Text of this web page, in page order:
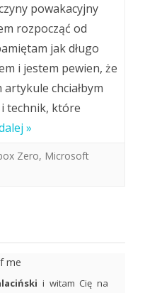
powakacyjny
rozpocząć od
jak długo
i jestem pewien, że
chciałbym
technik, które
»
Zero, Microsoft
i witam Cię na